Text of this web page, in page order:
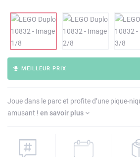
MEILLEUR PRIX
Joue dans le parc et profite d’une pique-
amusant ! en savoir plus